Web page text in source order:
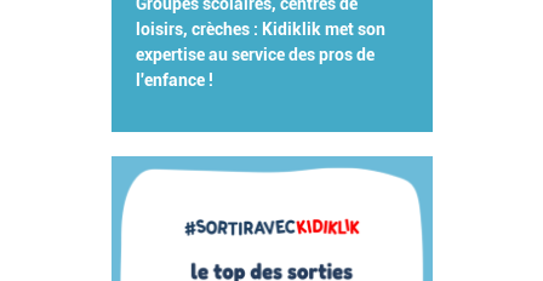
Groupes scolaires, centres de
loisirs, crèches : Kidiklik met son
expertise au service des pros de
l'enfance !